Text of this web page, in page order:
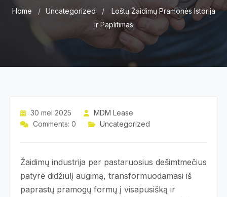
Home Uncategorized
Loštų Žaidimų Pramonės Istorija
ir Paplitimas
30 mei 2025
MDM Lease
Comments: 0
Uncategorized
Žaidimų industrija per pastaruosius dešimtmečius
patyrė didžiulį augimą, transformuodamasi iš
paprastų pramogų formų į visapusišką ir